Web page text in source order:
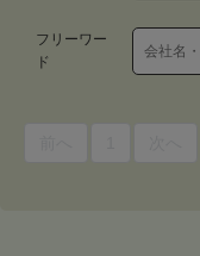
フリーワー
ド